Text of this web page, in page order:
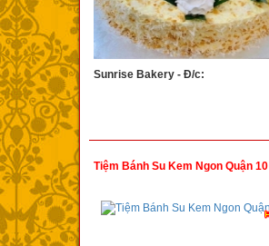
Sunrise Bakery - Đ/c:
Tiệm Bánh Su Kem Ngon Quận 10